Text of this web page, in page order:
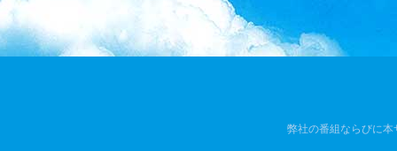
弊社の番組ならびに